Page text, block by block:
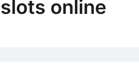
slots online